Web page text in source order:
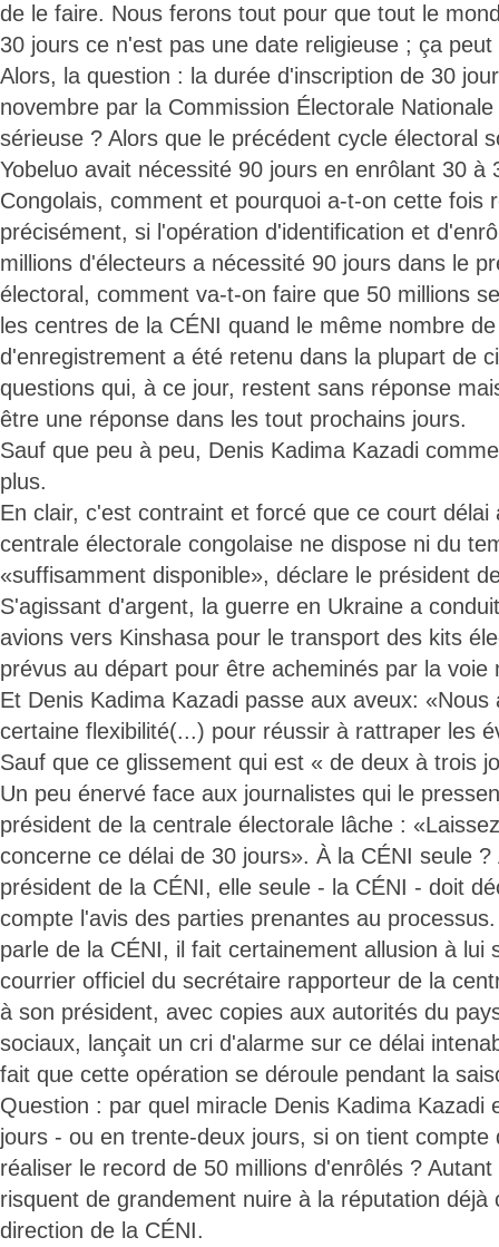
de le faire. Nous ferons tout pour que tout le
30 jours ce n'est pas une date religieuse ; ça
Alors, la question : la durée d'inscription de 30
novembre par la Commission Électorale
sérieuse ? Alors que le précédent cycle électoral
Yobeluo avait nécessité 90 jours en enrôlant 30 à
Congolais, comment et pourquoi a-t-on cette fois
précisément, si l'opération d'identification et
millions d'électeurs a nécessité 90 jours dans le
électoral, comment va-t-on faire que 50 millions
les centres de la CÉNI quand le même nombre
d'enregistrement a été retenu dans la plupart de
questions qui, à ce jour, restent sans réponse
être une réponse dans les tout prochains jours.
Sauf que peu à peu, Denis Kadima Kazadi
plus.
En clair, c'est contraint et forcé que ce court délai
centrale électorale congolaise ne dispose ni du
«suffisamment disponible», déclare le président
S'agissant d'argent, la guerre en Ukraine a
avions vers Kinshasa pour le transport des kits
prévus au départ pour être acheminés par la voie
Et Denis Kadima Kazadi passe aux aveux: «Nous
certaine flexibilité(...) pour réussir à rattraper les
Sauf que ce glissement qui est « de deux à trois
Un peu énervé face aux journalistes qui le
président de la centrale électorale lâche :
concerne ce délai de 30 jours». À la CÉNI seule ?
président de la CÉNI, elle seule - la CÉNI - doit
compte l'avis des parties prenantes au
parle de la CÉNI, il fait certainement allusion à lui
courrier officiel du secrétaire rapporteur de la
à son président, avec copies aux autorités du
sociaux, lançait un cri d'alarme sur ce délai
fait que cette opération se déroule pendant la
Question : par quel miracle Denis Kadima Kazadi
jours - ou en trente-deux jours, si on tient compte
réaliser le record de 50 millions d'enrôlés ?
risquent de grandement nuire à la réputation déjà
direction de la CÉNI.